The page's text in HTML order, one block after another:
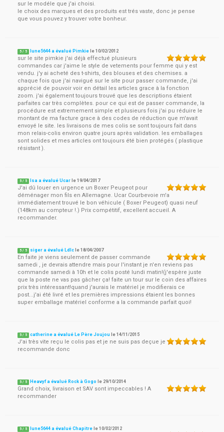
sur le modéle que j'ai choisi.
le choix des marques et des produits est trés vaste, donc je pense
que vous pouvez y trouver votre bonheur.
5 / 5 lune5644 a évalué Pimkie le10/02/2012
sur le site pimkie j'ai déjà effectué plusieurs
commandes car j'aime le style de vetements pour femme qui y est
vendu. j'y ai acheté des t-shirts, des blouses et des chemises. a
chaque fois que j'ai navigué sur le site pour passer commande, j'ai
apprécié de pouvoir voir en détail les articles grace à la fonction
zoom. j'ai également toujours trouvé que les descriptions étaient
parfaites car très complètes. pour ce qui est de passer commande, la
procédure est extremement simple et plusieurs fois j'ai pu réduire le
montant de ma facture grace à des codes de réduction que m'avait
envoyé le site. les livraisons de mes colis se sont toujours fait dans
mon relais-colis environ quatre jours après validation. les emballages
sont solides et mes articles ont toujours été bien protégés ( plastique
résistant ).
5 / 5 Isa a évalué Ucar le19/04/2017
J'ai dû louer en urgence un Boxer Peugeot pour
déménager mon fils en Allemagne. Ucar Courbevoie m'a
immédiatement trouvé le bon véhicule ( Boxer Peugeot) quasi neuf
(148km au compteur !.) Prix compétitif, excellent accueil. A
recommander.
5 / 5 siger a évalué Ldlc le18/04/2007
En faite je viens seulement de passer commande
samedi , je devrais attendre mais pour l'instant je n'en reviens pas
commande samedi à 10h et le colis posté lundi matin!(j'espère juste
que la poste ne vas pas gâcher ça! faite un tour sur le coin des affaires
prix très intéressant!quand j'aurais le matériel je modifierais ce
post...j'ai été livré et les premières impressions étaient les bonnes
super emballage matériel conforme a la commande parfait quoi!
5 / 5 catherine a évalué Le Père Joujou le14/11/2015
J'ai très vite reçu le colis pas et je ne suis pas deçue je
recommande donc
5 / 5 Heavyf a évalué Rock à Gogo le 29/10/2014
Grand choix, livraison et SAV sont impeccables ! A
recommander
5 / 5 lune5644 a évalué Chapitre le10/02/2012